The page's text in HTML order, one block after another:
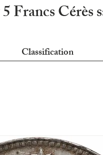
Francs Cérès
Classification